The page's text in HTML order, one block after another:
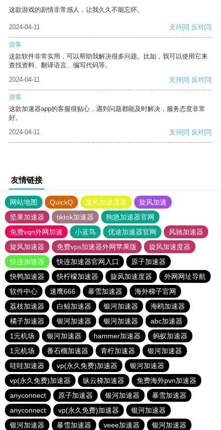
这款游戏的剧情非常感人，让我久久不能忘怀。
2024-04-11 支持[0] 反对[0]
游客
这款软件非常实用，可以帮助我解决很多问题。比如，我可以使用它来
查找资料、翻译语言、编写代码等。
2024-04-11
支持[0] 反对[0]
游客
这款加速器app的客服很贴心，遇到问题都能及时解决，服务态度非常
好。
2024-04-11
支持[0] 反对[0]
友情链接
网站地图 QuickQ 旋风加速度器
旋风加速
坚果加速器
tiktok加速器
狗急加速器官网
免费vqn外网加速
小蓝鸟 优途加速器官网
风驰加速器
旋风加速器
免费vps加速器外网苹果版
旋风加速度器
快连加速器
快连加速器官网入口
原子加速器
快鸭加速器
快柠檬加速器 旋风加速度器
外网网址导航
软件中心
速鹰666 暴雪加速器
海外梯子官网
荔枝加速器
白鲸加速器 银河加速器
海鸥加速器
橘子加速器
银河加速器 银河加速器
abc加速器
1元机场
银河加速器 hammer加速器
蚂蚁加速器
1元机场
番石榴加速器 青柠加速器
银河加速器
哇哇加速器
vp(永久免费)加速器
银河加速器
vp(永久免费)加速器
纵云梯加速器
免费海外pvn加速器
anyconnect
原子加速器 银河加速器
暴雪加速器
anyconnect
vp(永久免费)加速器
银河加速器
银河加速器
暴雪加速器 veee加速器 银河加速器